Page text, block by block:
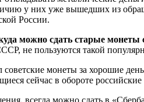
у них уже вышедших из
России.
можно сдать старые монеты
не пользуются такой
монеты за хорошие
сейчас в обороте российские
всегда можно сдать в